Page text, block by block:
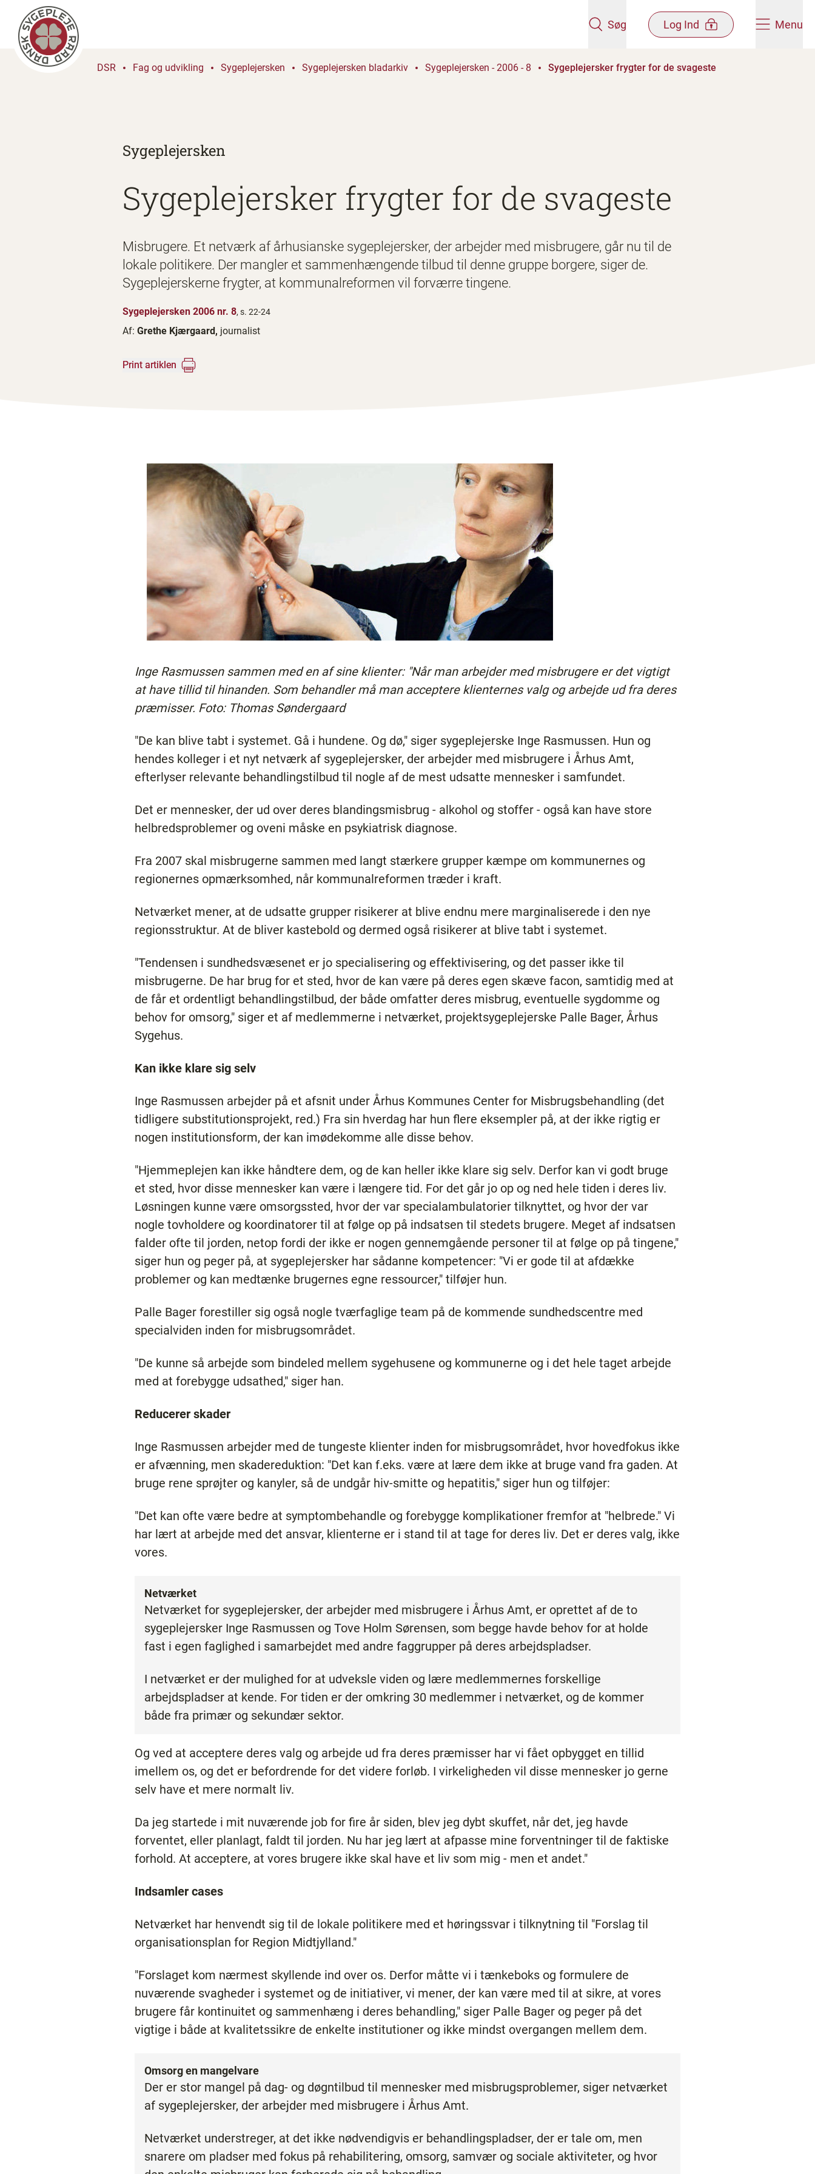
Søg Log Ind Menu
DSR Fag og udvikling Sygeplejersken Sygeplejersken bladarkiv Sygeplejersken - 2006 - 8 Sygeplejersker frygter for de svageste
Sygeplejersken
Sygeplejersker frygter for de svageste
Misbrugere. Et netværk af århusianske sygeplejersker, der arbejder med misbrugere, går nu til de
lokale politikere. Der mangler et sammenhængende tilbud til denne gruppe borgere, siger de.
Sygeplejerskerne frygter, at kommunalreformen vil forværre tingene.
Sygeplejersken 2006 nr. 8, s. 22-24
Af: Grethe Kjærgaard, journalist
Print artiklen
Inge Rasmussen sammen med en af sine klienter: "Når man arbejder med misbrugere er det vigtigt
at have tillid til hinanden. Som behandler må man acceptere klienternes valg og arbejde ud fra deres
præmisser. Foto: Thomas Søndergaard
"De kan blive tabt i systemet. Gå i hundene. Og dø," siger sygeplejerske Inge Rasmussen. Hun og
hendes kolleger i et nyt netværk af sygeplejersker, der arbejder med misbrugere i Århus Amt,
efterlyser relevante behandlingstilbud til nogle af de mest udsatte mennesker i samfundet.
Det er mennesker, der ud over deres blandingsmisbrug - alkohol og stoffer - også kan have store
helbredsproblemer og oveni måske en psykiatrisk diagnose.
Fra 2007 skal misbrugerne sammen med langt stærkere grupper kæmpe om kommunernes og
regionernes opmærksomhed, når kommunalreformen træder i kraft.
Netværket mener, at de udsatte grupper risikerer at blive endnu mere marginaliserede i den nye
regionsstruktur. At de bliver kastebold og dermed også risikerer at blive tabt i systemet.
"Tendensen i sundhedsvæsenet er jo specialisering og effektivisering, og det passer ikke til
misbrugerne. De har brug for et sted, hvor de kan være på deres egen skæve facon, samtidig med at
de får et ordentligt behandlingstilbud, der både omfatter deres misbrug, eventuelle sygdomme og
behov for omsorg," siger et af medlemmerne i netværket, projektsygeplejerske Palle Bager, Århus
Sygehus.
Kan ikke klare sig selv
Inge Rasmussen arbejder på et afsnit under Århus Kommunes Center for Misbrugsbehandling (det
tidligere substitutionsprojekt, red.) Fra sin hverdag har hun flere eksempler på, at der ikke rigtig er
nogen institutionsform, der kan imødekomme alle disse behov.
"Hjemmeplejen kan ikke håndtere dem, og de kan heller ikke klare sig selv. Derfor kan vi godt bruge
et sted, hvor disse mennesker kan være i længere tid. For det går jo op og ned hele tiden i deres liv.
Løsningen kunne være omsorgssted, hvor der var specialambulatorier tilknyttet, og hvor der var
nogle tovholdere og koordinatorer til at følge op på indsatsen til stedets brugere. Meget af indsatsen
falder ofte til jorden, netop fordi der ikke er nogen gennemgående personer til at følge op på tingene,"
siger hun og peger på, at sygeplejersker har sådanne kompetencer: "Vi er gode til at afdække
problemer og kan medtænke brugernes egne ressourcer," tilføjer hun.
Palle Bager forestiller sig også nogle tværfaglige team på de kommende sundhedscentre med
specialviden inden for misbrugsområdet.
"De kunne så arbejde som bindeled mellem sygehusene og kommunerne og i det hele taget arbejde
med at forebygge udsathed," siger han.
Reducerer skader
Inge Rasmussen arbejder med de tungeste klienter inden for misbrugsområdet, hvor hovedfokus ikke
er afvænning, men skadereduktion: "Det kan f.eks. være at lære dem ikke at bruge vand fra gaden. At
bruge rene sprøjter og kanyler, så de undgår hiv-smitte og hepatitis," siger hun og tilføjer:
"Det kan ofte være bedre at symptombehandle og forebygge komplikationer fremfor at "helbrede." Vi
har lært at arbejde med det ansvar, klienterne er i stand til at tage for deres liv. Det er deres valg, ikke
vores.
Netværket
Netværket for sygeplejersker, der arbejder med misbrugere i Århus Amt, er oprettet af de to
sygeplejersker Inge Rasmussen og Tove Holm Sørensen, som begge havde behov for at holde
fast i egen faglighed i samarbejdet med andre faggrupper på deres arbejdspladser.
I netværket er der mulighed for at udveksle viden og lære medlemmernes forskellige
arbejdspladser at kende. For tiden er der omkring 30 medlemmer i netværket, og de kommer
både fra primær og sekundær sektor.
Og ved at acceptere deres valg og arbejde ud fra deres præmisser har vi fået opbygget en tillid
imellem os, og det er befordrende for det videre forløb. I virkeligheden vil disse mennesker jo gerne
selv have et mere normalt liv.
Da jeg startede i mit nuværende job for fire år siden, blev jeg dybt skuffet, når det, jeg havde
forventet, eller planlagt, faldt til jorden. Nu har jeg lært at afpasse mine forventninger til de faktiske
forhold. At acceptere, at vores brugere ikke skal have et liv som mig - men et andet."
Indsamler cases
Netværket har henvendt sig til de lokale politikere med et høringssvar i tilknytning til "Forslag til
organisationsplan for Region Midtjylland."
"Forslaget kom nærmest skyllende ind over os. Derfor måtte vi i tænkeboks og formulere de
nuværende svagheder i systemet og de initiativer, vi mener, der kan være med til at sikre, at vores
brugere får kontinuitet og sammenhæng i deres behandling," siger Palle Bager og peger på det
vigtige i både at kvalitetssikre de enkelte institutioner og ikke mindst overgangen mellem dem.
Omsorg en mangelvare
Der er stor mangel på dag- og døgntilbud til mennesker med misbrugsproblemer, siger netværket
af sygeplejersker, der arbejder med misbrugere i Århus Amt.
Netværket understreger, at det ikke nødvendigvis er behandlingspladser, der er tale om, men
snarere om pladser med fokus på rehabilitering, omsorg, samvær og sociale aktiviteter, og hvor